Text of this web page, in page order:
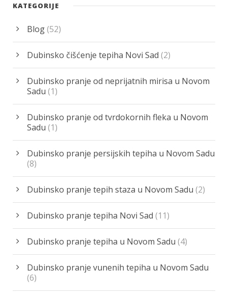
KATEGORIJE
Blog(52)
Dubinsko čišćenje tepiha Novi Sad (2)
Dubinsko pranje od neprijatnih mirisa u Novom
Sadu (1)
Dubinsko pranje od tvrdokornih fleka u Novom
Sadu (1)
Dubinsko pranje persijskih tepiha u Novom Sadu
(8)
Dubinsko pranje tepih staza u Novom Sadu (2)
Dubinsko pranje tepiha Novi Sad (11)
Dubinsko pranje tepiha u Novom Sadu (4)
Dubinsko pranje vunenih tepiha u Novom Sadu
(6)